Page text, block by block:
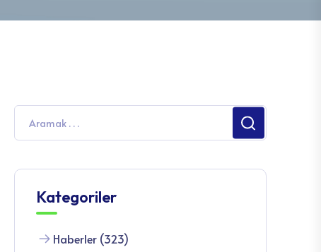
Kategoriler
Haberler (323)